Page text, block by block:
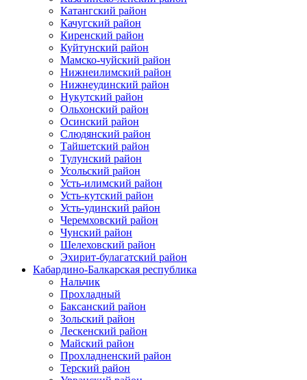
Катангский район
Качугский район
Киренский район
Куйтунский район
Мамско-чуйский район
Нижнеилимский район
Нижнеудинский район
Нукутский район
Ольхонский район
Осинский район
Слюдянский район
Тайшетский район
Тулунский район
Усольский район
Усть-илимский район
Усть-кутский район
Усть-удинский район
Черемховский район
Чунский район
Шелеховский район
Эхирит-булагатский район
Кабардино-Балкарская республика
Нальчик
Прохладный
Баксанский район
Зольский район
Лескенский район
Майский район
Прохладненский район
Терский район